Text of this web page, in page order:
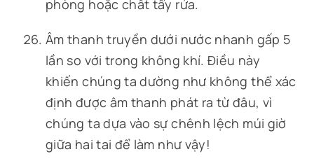
phòng hoặc chất tẩy rửa.
Âm thanh truyền dưới nước nhanh gấp 5
lần so với trong không khí. Điều này
khiến chúng ta dường như không thể xác
định được âm thanh phát ra từ đâu, vì
chúng ta dựa vào sự chênh lệch múi giờ
giữa hai tai để làm như vậy!